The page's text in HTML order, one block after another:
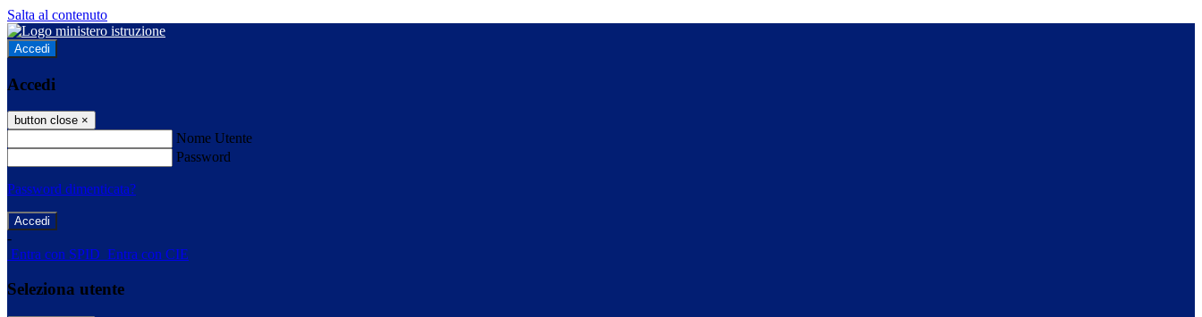
Salta al contenuto
Accedi
Accedi
button close ×
Nome Utente
Password
Password dimenticata?
-
Entra con SPID Entra con CIE
Seleziona utente